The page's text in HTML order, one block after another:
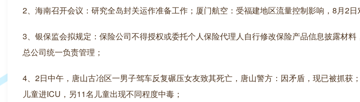
2、海南召开会议：研究全岛封关运作准备工作；厦门航空：受福建地区流量控制影响，8月2日
3、银保监会拟规定：保险公司不得授权或委托个人保险代理人自行修改保险产品信息披露材
总公司统一负责管理；
4、2日中午，唐山古冶区一男子驾车反复碾压女友致其死亡，唐山警方：因矛盾，现已被抓获
儿童进ICU，另11名儿童出现不同程度中毒；